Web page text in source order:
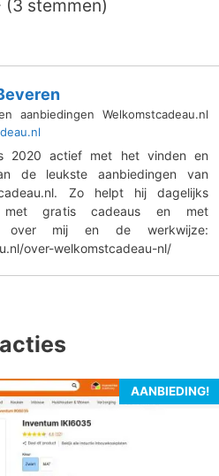
stemmen)
aanbiedingen Welkomstcadeau.nl
2020 actief met het vinden en
de leukste aanbiedingen van
Zo helpt hij dagelijks
met gratis cadeaus en met
over mij en de werkwijze:
over-welkomstcadeau-nl/
AANBIEDING!